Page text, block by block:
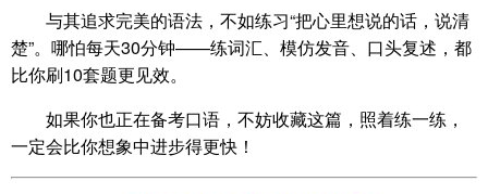
与其追求完美的语法，不如练习“把心里想说的话，说清
楚”。哪怕每天30分钟——练词汇、模仿发音、口头复述，都
比你刷10套题更见效。
如果你也正在备考口语，不妨收藏这篇，照着练一练，
一定会比你想象中进步得更快！